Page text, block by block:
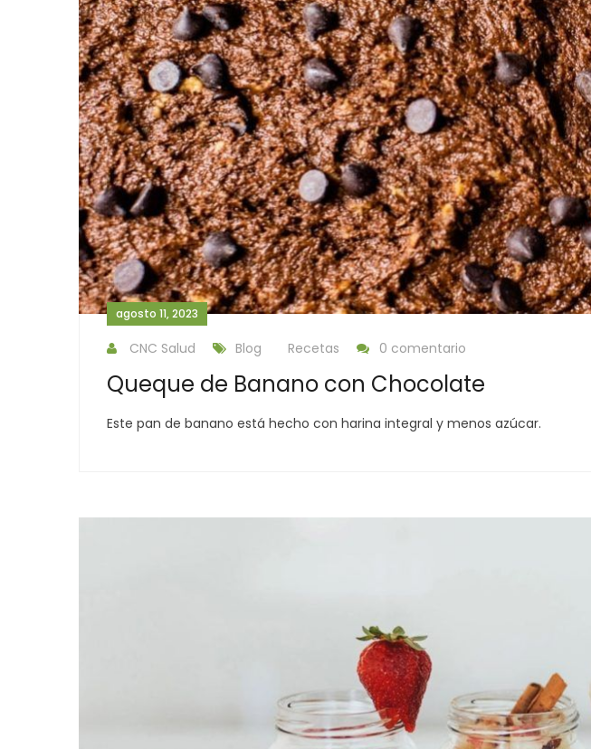
agosto 11, 2023
CNC Salud Blog Recetas 0 comentario
Queque de Banano con Chocolate
Este pan de banano está hecho con harina integral y menos azúcar.